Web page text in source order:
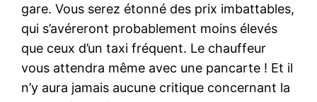
gare. Vous serez étonné des prix imbattables,
qui s’avéreront probablement moins élevés
que ceux d’un taxi fréquent. Le chauffeur
vous attendra même avec une pancarte ! Et il
n’y aura jamais aucune critique concernant la